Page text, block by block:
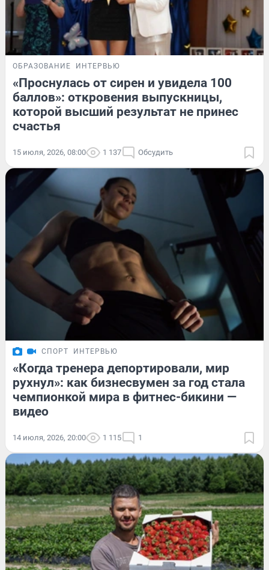
ОБРАЗОВАНИЕ ИНТЕРВЬЮ
«Проснулась от сирен и увидела 100
баллов»: откровения выпускницы,
которой высший результат не принес
счастья
15 июля, 2026, 08:00 1 137 Обсудить
СПОРТ ИНТЕРВЬЮ
«Когда тренера депортировали, мир
рухнул»: как бизнесвумен за год стала
чемпионкой мира в фитнес-бикини —
видео
14 июля, 2026, 20:00 1 115 1